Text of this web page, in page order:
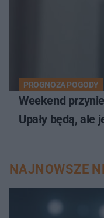
PROGNOZA POGODY
Weekend
Upały będą, ale
NAJNOWSZE